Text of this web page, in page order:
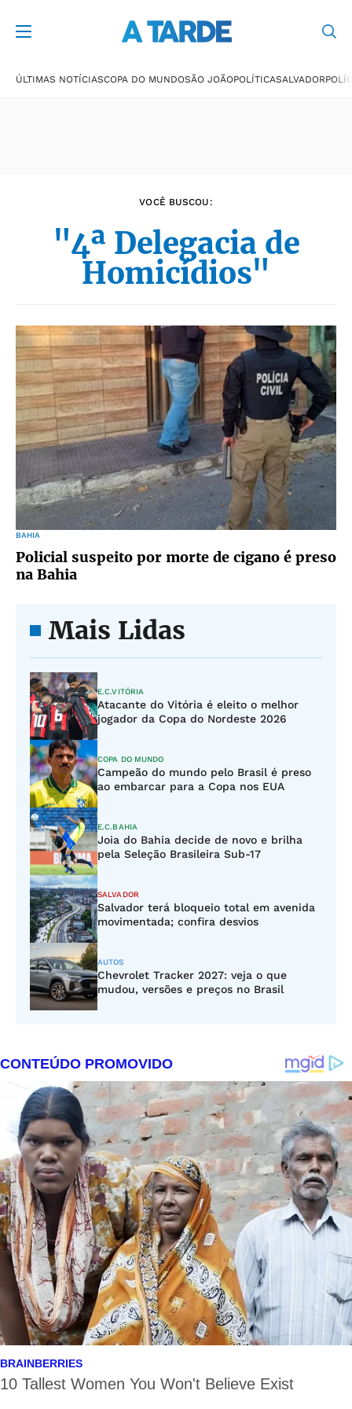
ÚLTIMAS NOTÍCIASCOPA DO MUNDOSÃO JOÃOPOLÍTICASALVADOR
VOCÊ BUSCOU:
"4ª Delegacia de
Homicídios"
BAHIA
Policial suspeito por morte de cigano é preso
na Bahia
Mais Lidas
E.C.VITÓRIA
Atacante do Vitória é eleito o melhor
jogador da Copa do Nordeste 2026
COPA DO MUNDO
Campeão do mundo pelo Brasil é preso
ao embarcar para a Copa nos EUA
E.C.BAHIA
Joia do Bahia decide de novo e brilha
pela Seleção Brasileira Sub-17
SALVADOR
Salvador terá bloqueio total em avenida
movimentada; confira desvios
AUTOS
Chevrolet Tracker 2027: veja o que
mudou, versões e preços no Brasil